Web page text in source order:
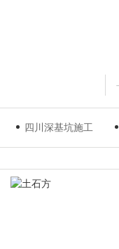
四川深基坑施工